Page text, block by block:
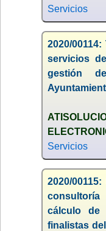
Servicios
2020/
servicios
gestión
Servicios
2020/
cálculo de
finalistas